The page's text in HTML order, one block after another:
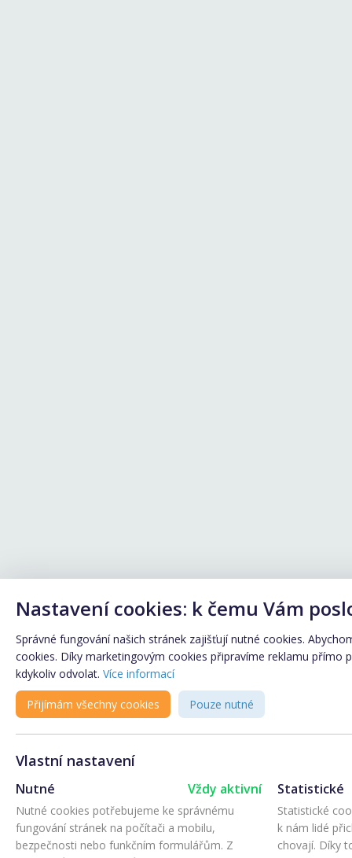
Nastavení cookies: k čemu Vám
Správné fungování našich stránek zajišťují nutné cookies.
cookies. Díky marketingovým cookies připravíme reklamu přímo
kdykoliv odvolat. Více informací
Přijímám všechny cookies Pouze nutné
Vlastní nastavení
Nutné Vždy aktivní
Nutné cookies potřebujeme ke správnému
fungování stránek na počítači a mobilu,
bezpečnosti nebo funkčním formulářům. Z
Statistické
Statistické
k nám lidé
chovají. Díky